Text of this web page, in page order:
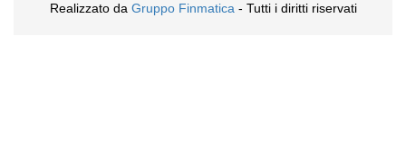
Realizzato da Gruppo Finmatica- Tutti i diritti riservati